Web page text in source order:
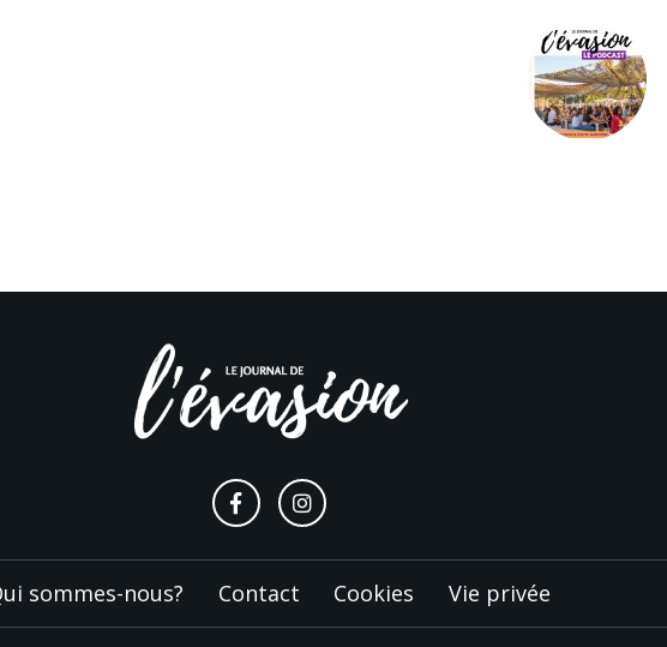
sommes-nous? Contact Cookies Vie privée